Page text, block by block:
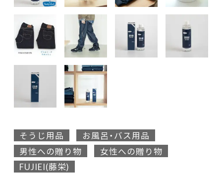
そうじ用品
お風呂・バス用品
男性への贈り物
女性への贈り物
FUJIEI(藤栄)